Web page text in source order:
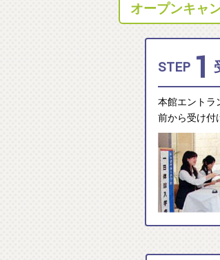
オープンキャ
STEP 1
本館エントラ
前から受け付